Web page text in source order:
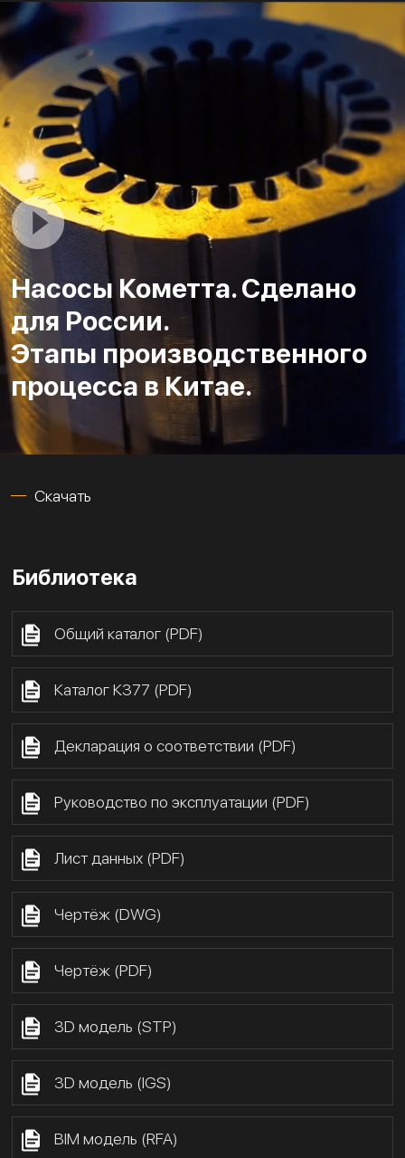
Насосы Кометта. Сделано
для России.
Этапы производственного
процесса в Китае.
Скачать
Библиотека
Общий каталог (PDF)
Каталог К377 (PDF)
Декларация о соответствии (PDF)
Руководство по эксплуатации (PDF)
Лист данных (PDF)
Чертёж (DWG)
Чертёж (PDF)
3D модель (STP)
3D модель (IGS)
BIM модель (RFA)